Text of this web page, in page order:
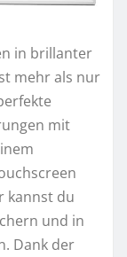
in brillanter
mehr als nur
mit
kannst du
und in
Dank der